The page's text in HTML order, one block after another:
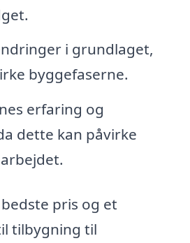
i grundlaget,
byggefaserne.
erfaring og
dette kan påvirke
pris og et
tilbygning til